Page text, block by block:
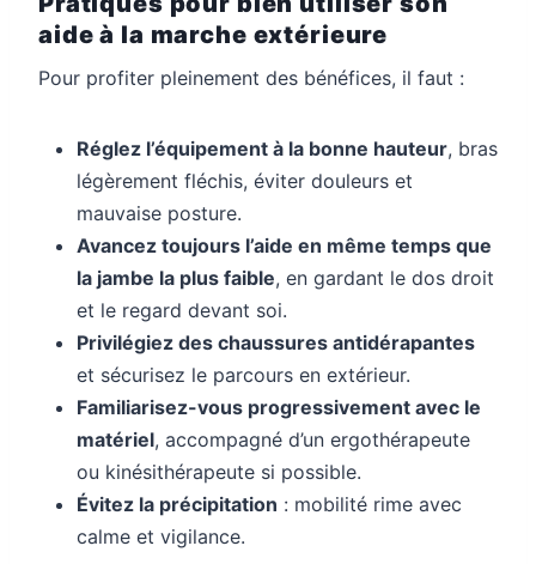
aide à la marche extérieure
Pour profiter pleinement des bénéfices, il faut :
Réglez l’équipement à la bonne hauteur, bras
légèrement fléchis, éviter douleurs et
mauvaise posture.
Avancez toujours l’aide en même temps que
la jambe la plus faible, en gardant le dos droit
et le regard devant soi.
Privilégiez des chaussures antidérapantes
et sécurisez le parcours en extérieur.
Familiarisez-vous progressivement avec le
matériel, accompagné d’un ergothérapeute
ou kinésithérapeute si possible.
Évitez la précipitation : mobilité rime avec
calme et vigilance.